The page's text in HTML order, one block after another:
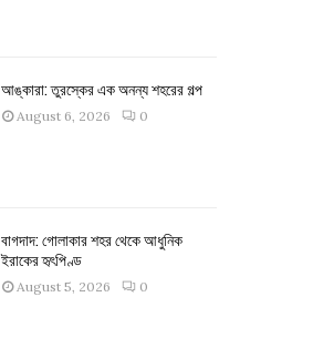
আঙ্কারা: তুরস্কের এক অনন্য শহরের গল্প
August 6, 2026 0
বাগদাদ: গোলাকার শহর থেকে আধুনিক
ইরাকের হৃৎপিণ্ড
August 5, 2026 0